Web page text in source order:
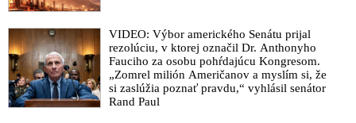
VIDEO: Výbor amerického Senátu prijal
rezolúciu, v ktorej označil Dr. Anthonyho
Fauciho za osobu pohŕdajúcu Kongresom.
„Zomrel milión Američanov a myslím si, že
si zaslúžia poznať pravdu,“ vyhlásil senátor
Rand Paul